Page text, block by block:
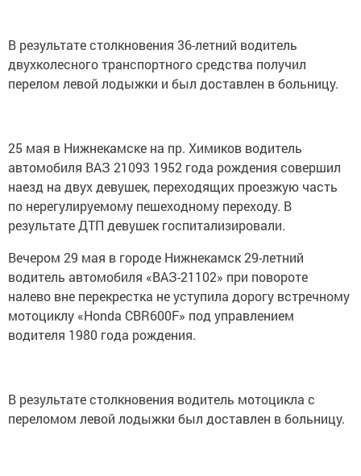
В результате столкновения 36-летний водитель
двухколесного транспортного средства получил
перелом левой лодыжки и был доставлен в больницу.
25 мая в Нижнекамске на пр. Химиков водитель
автомобиля ВАЗ 21093 1952 года рождения совершил
наезд на двух девушек, переходящих проезжую часть
по нерегулируемому пешеходному переходу. В
результате ДТП девушек госпитализировали.
Вечером 29 мая в городе Нижнекамск 29-летний
водитель автомобиля «ВАЗ-21102» при повороте
налево вне перекрестка не уступила дорогу встречному
мотоциклу «Honda СВR600F» под управлением
водителя 1980 года рождения.
В результате столкновения водитель мотоцикла с
переломом левой лодыжки был доставлен в больницу.